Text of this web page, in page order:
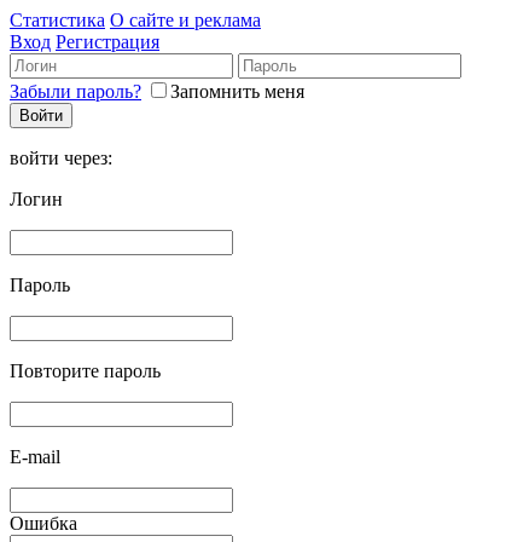
Статистика О сайте и реклама
Вход Регистрация
Забыли пароль? Запомнить меня
войти через:
Логин
Пароль
Повторите пароль
E-mail
Ошибка